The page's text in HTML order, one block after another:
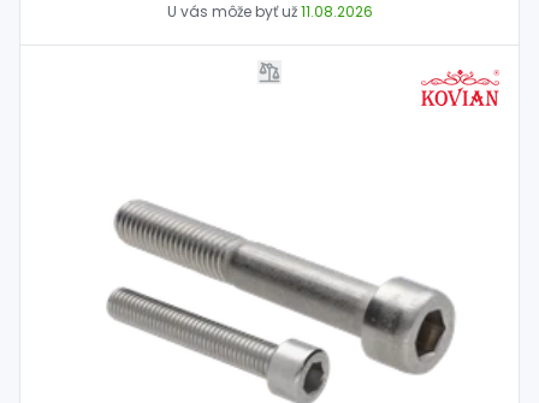
U vás môže byť už11.08.2026